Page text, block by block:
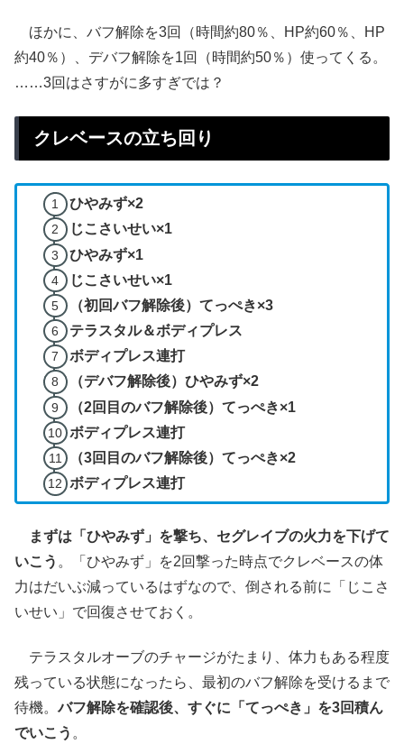
ほかに、バフ解除を3回（時間約80％、HP約60％、HP
約40％）、デバフ解除を1回（時間約50％）使ってくる。
……3回はさすがに多すぎでは？
クレベースの立ち回り
ひやみず×2
じこさいせい×1
ひやみず×1
じこさいせい×1
（初回バフ解除後）てっぺき×3
テラスタル＆ボディプレス
ボディプレス連打
（デバフ解除後）ひやみず×2
（2回目のバフ解除後）てっぺき×1
ボディプレス連打
（3回目のバフ解除後）てっぺき×2
ボディプレス連打
まずは「ひやみず」を撃ち、セグレイブの火力を下げて
いこう 。「ひやみず」を2回撃った時点でクレベースの体
力はだいぶ減っているはずなので、倒される前に「じこさ
いせい」で回復させておく。
テラスタルオーブのチャージがたまり、体力もある程度
残っている状態になったら、最初のバフ解除を受けるまで
待機。バフ解除を確認後、すぐに「てっぺき」を3回積ん
でいこう 。